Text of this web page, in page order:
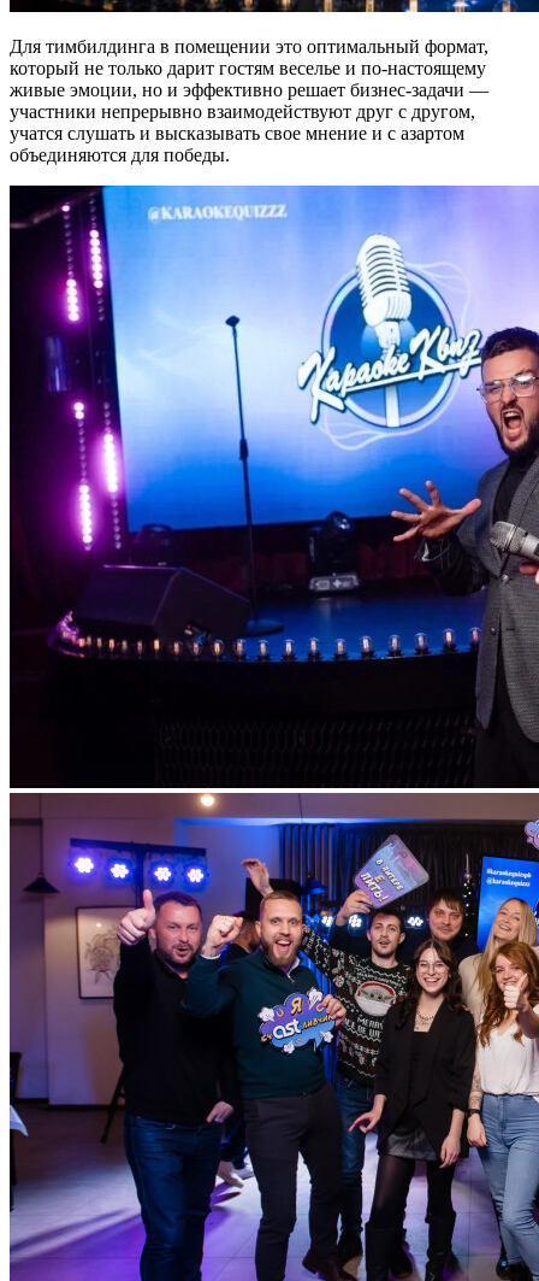
Для тимбилдинга в помещении это оптимальный формат,
который не только дарит гостям веселье и по-настоящему
живые эмоции, но и эффективно решает бизнес-задачи —
участники непрерывно взаимодействуют друг с другом,
учатся слушать и высказывать свое мнение и с азартом
объединяются для победы.